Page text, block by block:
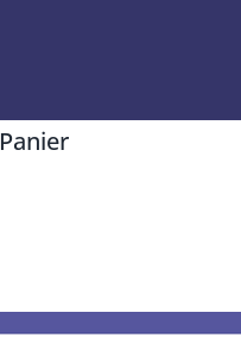
Panier